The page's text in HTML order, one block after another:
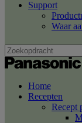
Support
Waar
Home
Recepten
Recept